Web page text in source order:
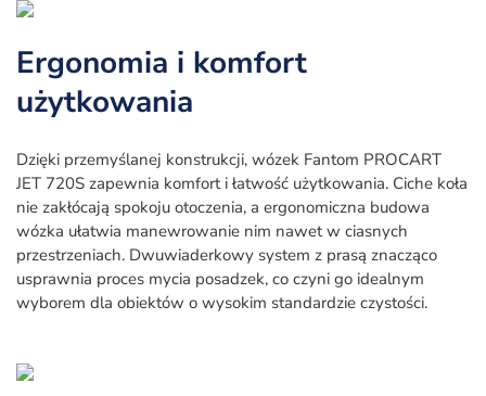
Ergonomia i komfort
użytkowania
Dzięki przemyślanej konstrukcji, wózek Fantom PROCART
JET 720S zapewnia komfort i łatwość użytkowania. Ciche koła
nie zakłócają spokoju otoczenia, a ergonomiczna budowa
wózka ułatwia manewrowanie nim nawet w ciasnych
przestrzeniach. Dwuwiaderkowy system z prasą znacząco
usprawnia proces mycia posadzek, co czyni go idealnym
wyborem dla obiektów o wysokim standardzie czystości.